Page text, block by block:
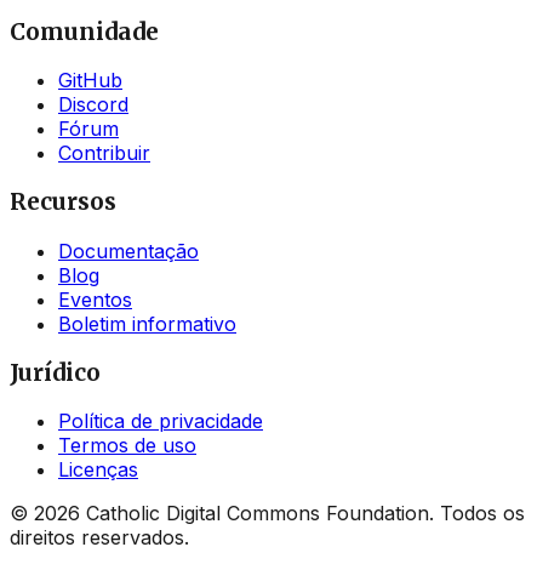
Comunidade
GitHub
Discord
Fórum
Contribuir
Recursos
Documentação
Blog
Eventos
Boletim informativo
Jurídico
Política de privacidade
Termos de uso
Licenças
© 2026 Catholic Digital Commons Foundation. Todos os
direitos reservados.